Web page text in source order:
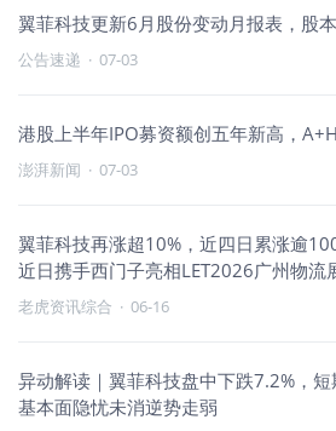
翼菲科技更新6月股份变动月报表，股
公告速递 · 07-03
港股上半年IPO募资额创五年新高，
澎湃新闻 · 07-03
翼菲科技再涨超10%，近四日累涨逾
近日携手西门子亮相LET2026广州物流
老虎资讯综合 · 06-16
异动解读｜翼菲科技盘中下跌7.2%，
基本面隐忧未消逆势走弱